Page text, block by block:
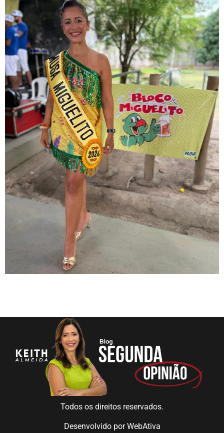
Todos os direitos reservados.
Desenvolvido porWebAtiva